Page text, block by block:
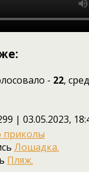
- 22,
| 03.05.2023,
приколы
Лошадка.
Пляж.